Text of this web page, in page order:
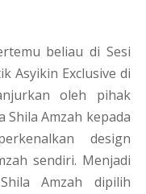
beliau di Sesi
Asyikin Exclusive di
oleh pihak
Shila Amzah kepada
design
sendiri. Menjadi
Amzah dipilih